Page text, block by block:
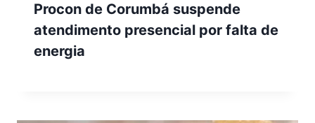
Procon de Corumbá suspende
atendimento presencial por falta de
energia